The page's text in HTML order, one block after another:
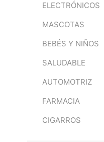
ELECTRÓNICOS
MASCOTAS
BEBÉS Y NIÑOS
SALUDABLE
AUTOMOTRIZ
FARMACIA
CIGARROS